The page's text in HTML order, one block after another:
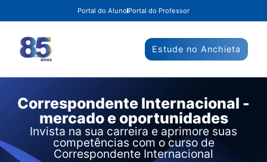
Portal do Aluno Portal do Professor
Estude no Anchieta
Correspondente Internacional -
mercado e oportunidades
Invista na sua carreira e aprimore suas
competências com o curso de
Correspondente Internacional